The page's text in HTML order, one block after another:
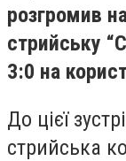
розгромив
стрийську
3:0 на
До цієї
стрийська